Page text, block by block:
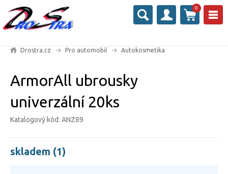
0
Drostra.cz Pro automobil Autokosmetika
ArmorAll ubrousky
univerzální 20ks
Katalogový kód: ANZ89
skladem (1)